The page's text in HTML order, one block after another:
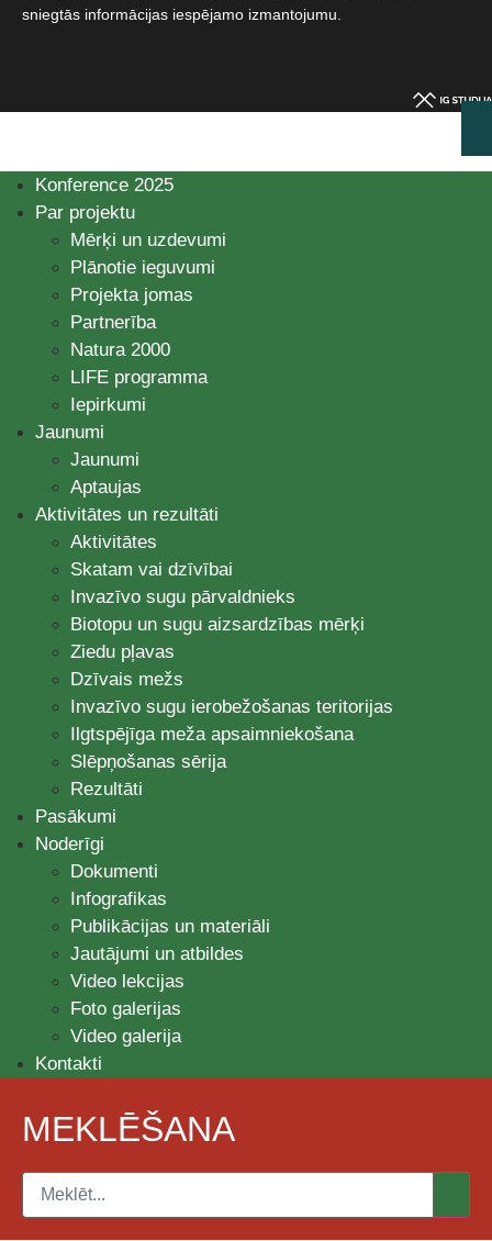
sniegtās informācijas iespējamo izmantojumu.​
Konference 2025
Par projektu
Mērķi un uzdevumi
Plānotie ieguvumi
Projekta jomas
Partnerība
Natura 2000
LIFE programma
Iepirkumi
Jaunumi
Jaunumi
Aptaujas
Aktivitātes un rezultāti
Aktivitātes
Skatam vai dzīvībai
Invazīvo sugu pārvaldnieks
Biotopu un sugu aizsardzības mērķi
Ziedu pļavas
Dzīvais mežs
Invazīvo sugu ierobežošanas teritorijas
Ilgtspējīga meža apsaimniekošana
Slēpņošanas sērija
Rezultāti
Pasākumi
Noderīgi
Dokumenti
Infografikas
Publikācijas un materiāli
Jautājumi un atbildes
Video lekcijas
Foto galerijas
Video galerija
Kontakti
MEKLĒŠANA